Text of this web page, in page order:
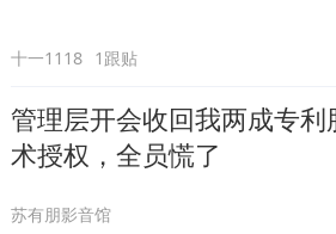
十一1118 1跟贴
管理层开会收回我两成专
术授权，全员慌了
苏有朋影音馆